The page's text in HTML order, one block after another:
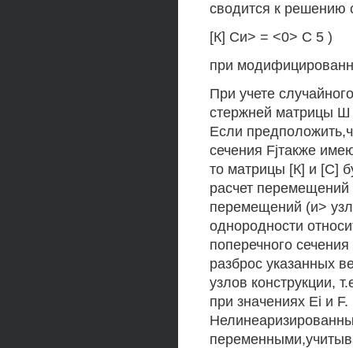
сводится к решению
[К] Си> = <0> С 5 )
при
При учете
стержней матрицы
Если
сечения Fjтакже
то матрицы [К] и [С]
расчет перемещений
перемещений (и>
однородности
поперечного
разброс указанных
узлов конструкции,
при значениях Ei и